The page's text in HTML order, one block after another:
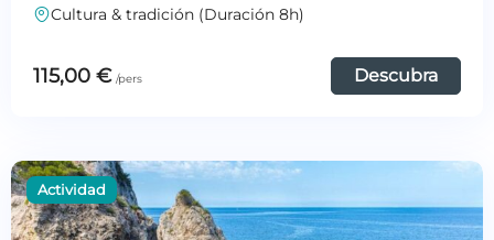
Cultura & tradición (Duración 8h)
115,00 € Descubra